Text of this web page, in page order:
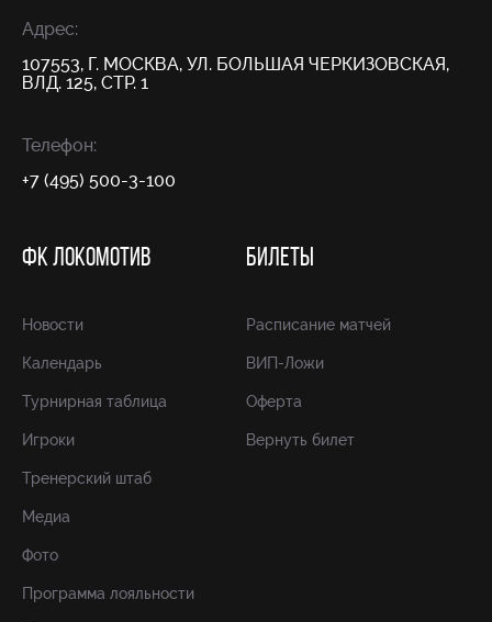
Адрес:
107553, Г. МОСКВА, УЛ. БОЛЬШАЯ ЧЕРКИЗОВСКАЯ,
ВЛД. 125, СТР. 1
Телефон:
+7 (495) 500-3-100
ФК ЛОКОМОТИВ
Новости
Календарь
Турнирная таблица
Игроки
Тренерский штаб
Медиа
Фото
Программа лояльности
БИЛЕТЫ
Расписание матчей
ВИП-Ложи
Оферта
Вернуть билет